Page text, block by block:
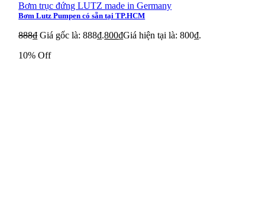
Bơm trục đứng LUTZ made in Germany
Bơm Lutz Pumpen có sẵn tại TP.HCM
888₫ Giá gốc là: 888₫.800₫Giá hiện tại là: 800₫.
10% Off